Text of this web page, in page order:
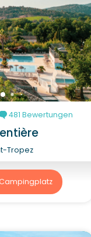
481 Bewertungen
Tropez